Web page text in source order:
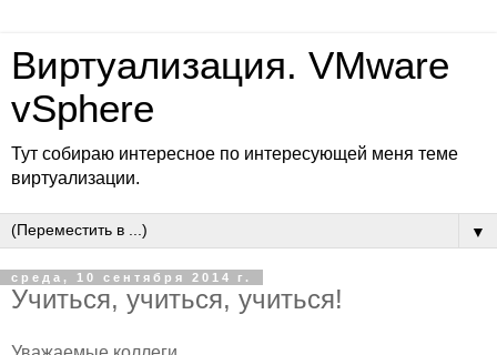
Виртуализация. VMware
vSphere
Тут собираю интересное по интересующей меня теме
виртуализации.
▼
среда, 10 сентября 2014 г.
Учиться, учиться, учиться!